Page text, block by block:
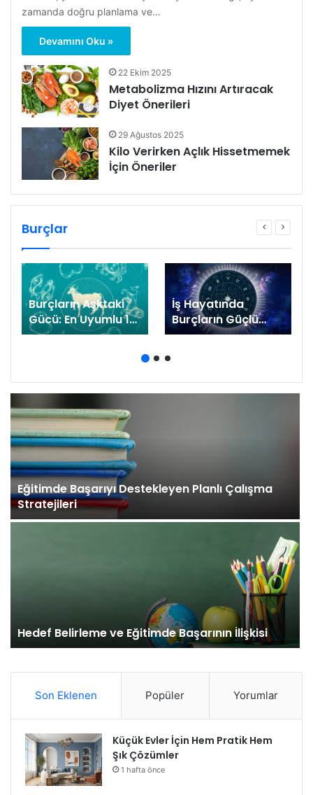
zamanda doğru planlama ve…
Devamını Oku »
22 Ekim 2025
Metabolizma Hızını Artıracak
Diyet Önerileri
29 Ağustos 2025
Kilo Verirken Açlık Hissetmemek
İçin Öneriler
Burçlar
Burçların Aşktaki
Gücü: En Uyumlu 12
Eşleşme
İş Hayatında
Burçların Güçlü
Özellikleri Nelerdir?
Eğitimde Başarıyı Destekleyen Planlı Çalışma
Stratejileri
Hedef Belirleme ve Eğitimde Başarının İlişkisi
Son Eklenen Popüler Yorumlar
Küçük Evler İçin Hem Pratik Hem
Şık Çözümler
1 hafta önce